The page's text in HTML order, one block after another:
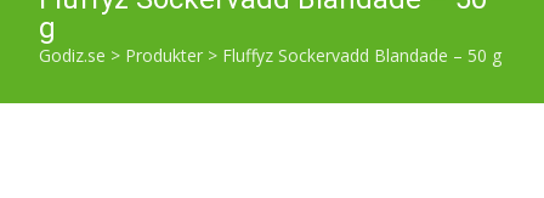
g
Godiz.se > Produkter > Fluffyz Sockervadd Blandade – 50 g